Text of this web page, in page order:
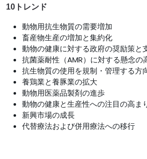
10トレンド
動物用抗生物質の需要増加
畜産物生産の増加と集約化
動物の健康に対する政府の奨励策と
抗菌薬耐性（AMR）に対する懸念の
抗生物質の使用を規制・管理する方
養鶏業と養豚業の拡大
動物用医薬品製剤の進歩
動物の健康と生産性への注目の高ま
新興市場の成長
代替療法および併用療法への移行